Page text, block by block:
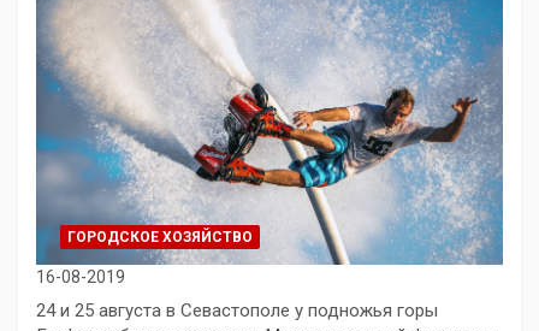
ГОРОДСКОЕ ХОЗЯЙСТВО
16-08-2019
24 и 25 августа в Севастополе у подножья горы